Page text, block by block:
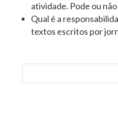
atividade. Pode ou
Qual é a
textos escritos por